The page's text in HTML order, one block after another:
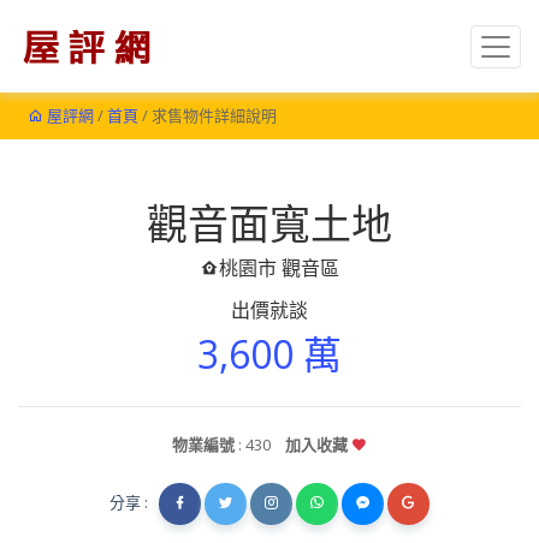
屋評網/首頁 / 求售物件詳細說明
觀音面寬土地
桃園市 觀音區
出價就談
3,600 萬
物業編號 : 430 加入收藏
分享 :